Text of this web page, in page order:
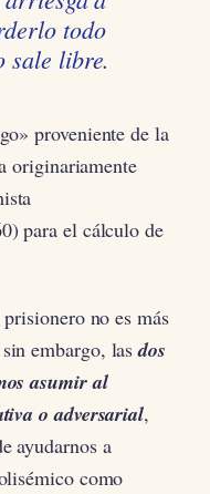
todo
sale libre.
proveniente de la
originariamente
para el cálculo de
no es más
embargo, lasdos
asumir al
o adversarial,
ayudarnos a
como